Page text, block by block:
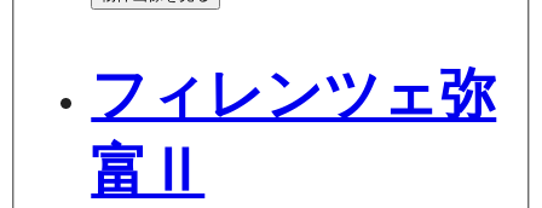
フィレンツェ弥
富Ⅱ